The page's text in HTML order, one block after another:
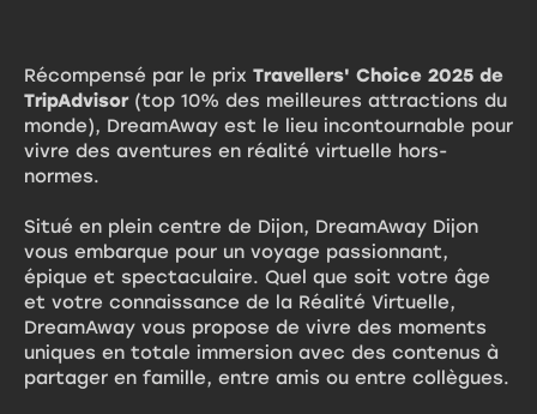
Récompensé par le prix Travellers' Choice 2025 de
TripAdvisor (top 10% des meilleures attractions du
monde), DreamAway est le lieu incontournable pour
vivre des aventures en réalité virtuelle hors-
normes.
Situé en plein centre de Dijon, DreamAway Dijon
vous embarque pour un voyage passionnant,
épique et spectaculaire. Quel que soit votre âge
et votre connaissance de la Réalité Virtuelle,
DreamAway vous propose de vivre des moments
uniques en totale immersion avec des contenus à
partager en famille, entre amis ou entre collègues.